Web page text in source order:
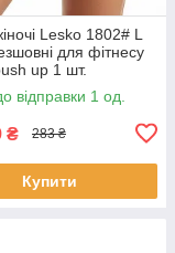
Lesko 1802# L
для фітнесу
up 1 шт.
відправки 1 од.
₴ 283 ₴
Купити